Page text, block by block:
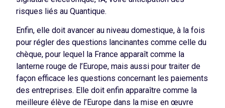
risques liés au Quantique.
Enfin, elle doit avancer au niveau domestique, à la fois
pour régler des questions lancinantes comme celle du
chèque, pour lequel la France apparaît comme la
lanterne rouge de l’Europe, mais aussi pour traiter de
façon efficace les questions concernant les paiements
des entreprises. Elle doit enfin apparaître comme la
meilleure élève de l’Europe dans la mise en œuvre